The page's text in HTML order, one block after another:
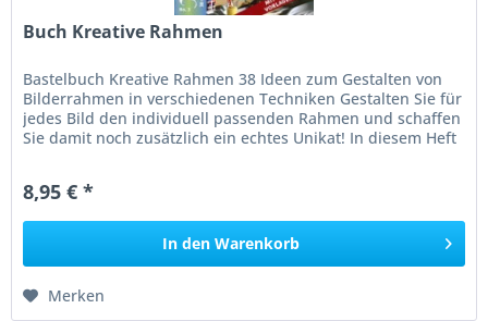
Buch Kreative Rahmen
Bastelbuch Kreative Rahmen 38 Ideen zum Gestalten von
Bilderrahmen in verschiedenen Techniken Gestalten Sie für
jedes Bild den individuell passenden Rahmen und schaffen
Sie damit noch zusätzlich ein echtes Unikat! In diesem Heft
8,95 € *
In den Warenkorb
Merken